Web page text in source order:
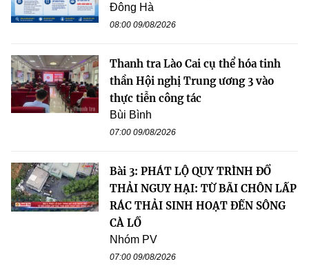
Đông Hà
08:00 09/08/2026
Thanh tra Lào Cai cụ thể hóa tinh
thần Hội nghị Trung ương 3 vào
thực tiễn công tác
Bùi Bình
07:00 09/08/2026
Bài 3: PHÁT LỘ QUY TRÌNH ĐỔ
THẢI NGUY HẠI: TỪ BÃI CHÔN LẤP
RÁC THẢI SINH HOẠT ĐẾN SÔNG
CÀ LỒ
Nhóm PV
07:00 09/08/2026